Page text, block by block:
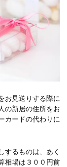
お見送りする際に
の新居の住所をお
カードの代わりに
するものは、あく
相場は３００円前